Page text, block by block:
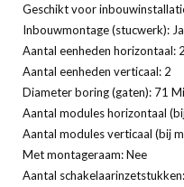
Geschikt voor
Inbouwmontage (stucwerk): Ja
Aantal eenheden horizontaal: 2
Aantal eenheden verticaal: 2
Diameter boring (gaten): 71
Aantal modules horizontaal
Aantal modules verticaal (bij
Met montageraam: Nee
Aantal